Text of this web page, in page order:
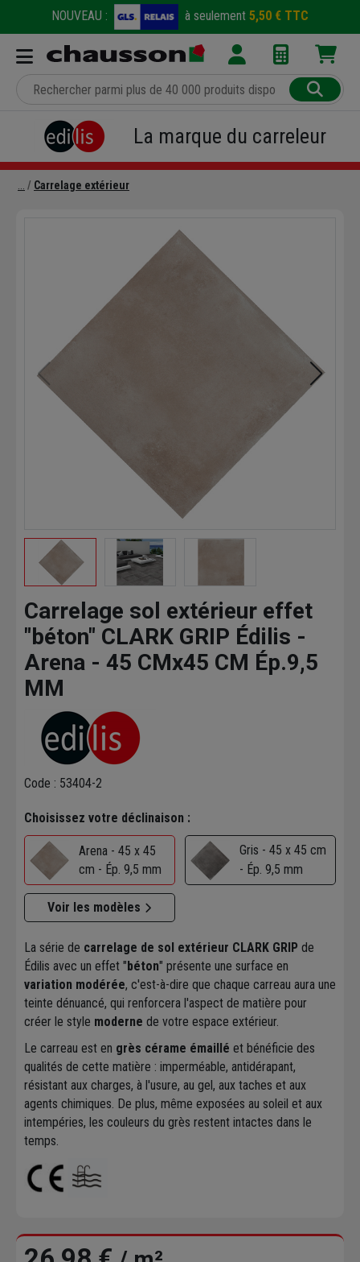
NOUVEAU : à seulement 5,50 € TTC
La marque du carreleur
Carrelage extérieur
Carrelage sol extérieur effet
"béton" CLARK GRIP Édilis -
Arena - 45 CMx45 CM Ép.9,5
MM
Code : 53404-2
Choisissez votre déclinaison :
Arena - 45 x 45
cm - Ép. 9,5 mm
Gris - 45 x 45 cm
- Ép. 9,5 mm
Voir les modèles
La série de carrelage de sol extérieur CLARK GRIP de
Édilis avec un effet " béton" présente une surface en
variation modérée, c'est-à-dire que chaque carreau aura une
teinte dénuancé, qui renforcera l'aspect de matière pour
créer le style moderne de votre espace extérieur.
Le carreau est en grès cérame émaillé et bénéficie des
qualités de cette matière : imperméable, antidérapant,
résistant aux charges, à l'usure, au gel, aux taches et aux
agents chimiques. De plus, même exposées au soleil et aux
intempéries, les couleurs du grès restent intactes dans le
temps.